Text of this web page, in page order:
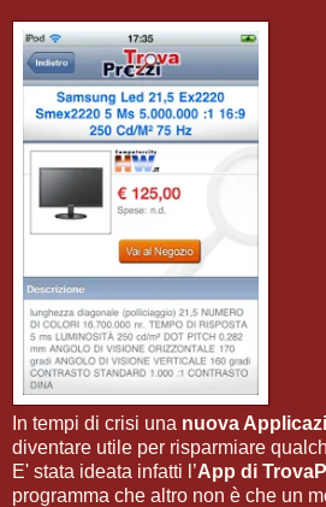
In tempi di crisi una nuova
diventare utile per risparmiare
E' stata ideata infatti l’App di
programma che altro non è che un